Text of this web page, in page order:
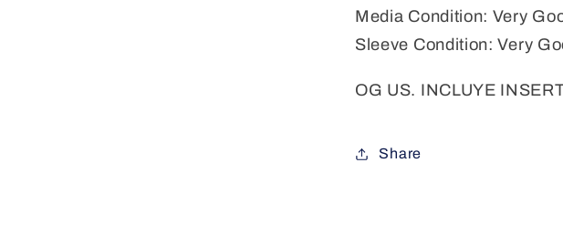
Media Condition: Very
Sleeve Condition: Very
OG US. INCLUYE
Share